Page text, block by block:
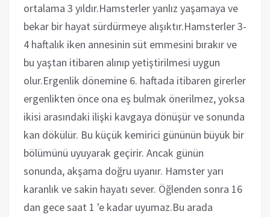
ortalama 3 yıldır.Hamsterler yanlız yaşamaya ve
bekar bir hayat sürdürmeye alışıktır.Hamsterler 3-
4 haftalık iken annesinin süt emmesini bırakır ve
bu yaştan itibaren alınıp yetiştirilmesi uygun
olur.Ergenlik dönemine 6. haftada itibaren girerler
ergenlikten önce ona eş bulmak önerilmez, yoksa
ikisi arasındaki ilişki kavgaya dönüşür ve sonunda
kan dökülür. Bu küçük kemirici gününün büyük bir
bölümünü uyuyarak geçirir. Ancak günün
sonunda, akşama doğru uyanır. Hamster yarı
karanlık ve sakin hayatı sever. Öğlenden sonra 16
dan gece saat 1 'e kadar uyumaz.Bu arada